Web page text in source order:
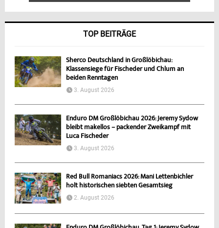
TOP BEITRÄGE
Sherco Deutschland in Großlöbichau:
Klassensiege für Fischeder und Chlum an
beiden Renntagen
3. August 2026
Enduro DM Großlöbichau 2026: Jeremy Sydow
bleibt makellos – packender Zweikampf mit
Luca Fischeder
3. August 2026
Red Bull Romaniacs 2026: Mani Lettenbichler
holt historischen siebten Gesamtsieg
2. August 2026